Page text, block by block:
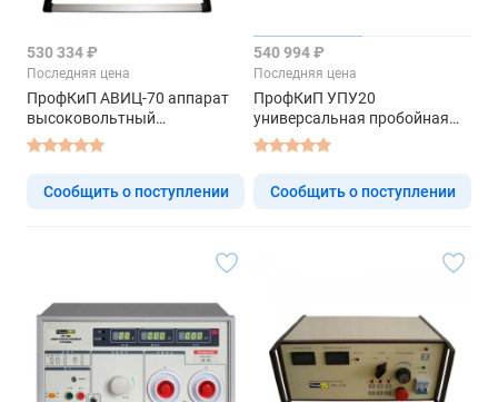
530 334 ₽
Последняя цена
ПрофКиП АВИЦ-70 аппарат
высоковольтный
испытательный
Сообщить о поступлении
540 994 ₽
Последняя цена
ПрофКиП УПУ20
универсальная пробойная
установка
Сообщить о поступлении